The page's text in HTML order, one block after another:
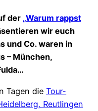
der „Warum rappst
wir euch
und Co. waren in
– München,
Tagen die Tour-
Reutlingen